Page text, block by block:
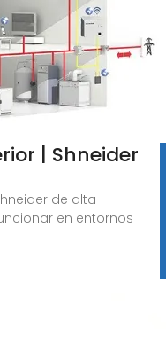
| Shneider
de alta
en entornos